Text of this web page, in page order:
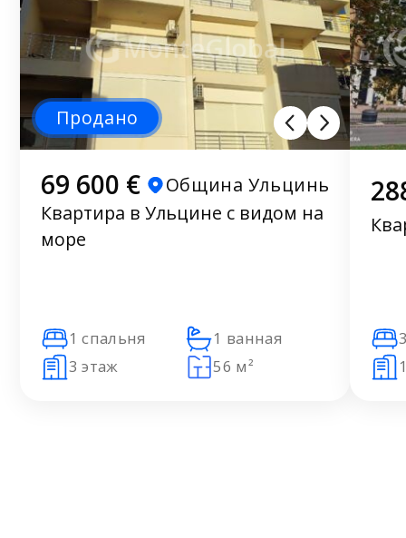
Продано
69 600 €
Община Ульцинь
Квартира в Ульцине с видом на
море
1 спальня
1 ванная
3 этаж
56 м²